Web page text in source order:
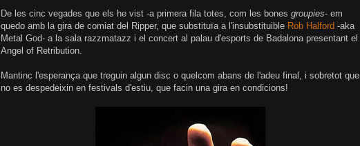
De les cinc vegades que els he vist -a primera fila totes, com les bones groupies- em
quedo amb la gira de comiat del Ripper, que substituïa a l'insubstituible Rob Halford -aka
Metal God- a la sala razzmatazz i el concert al palau d'esports de Badalona presentant el
Angel of Retribution.
Mantinc l'esperança que treguin algun disc o quelcom abans de l'adeu final, i sobretot que
no es despedeixin en festivals d'estiu, que facin una gira en condicions!